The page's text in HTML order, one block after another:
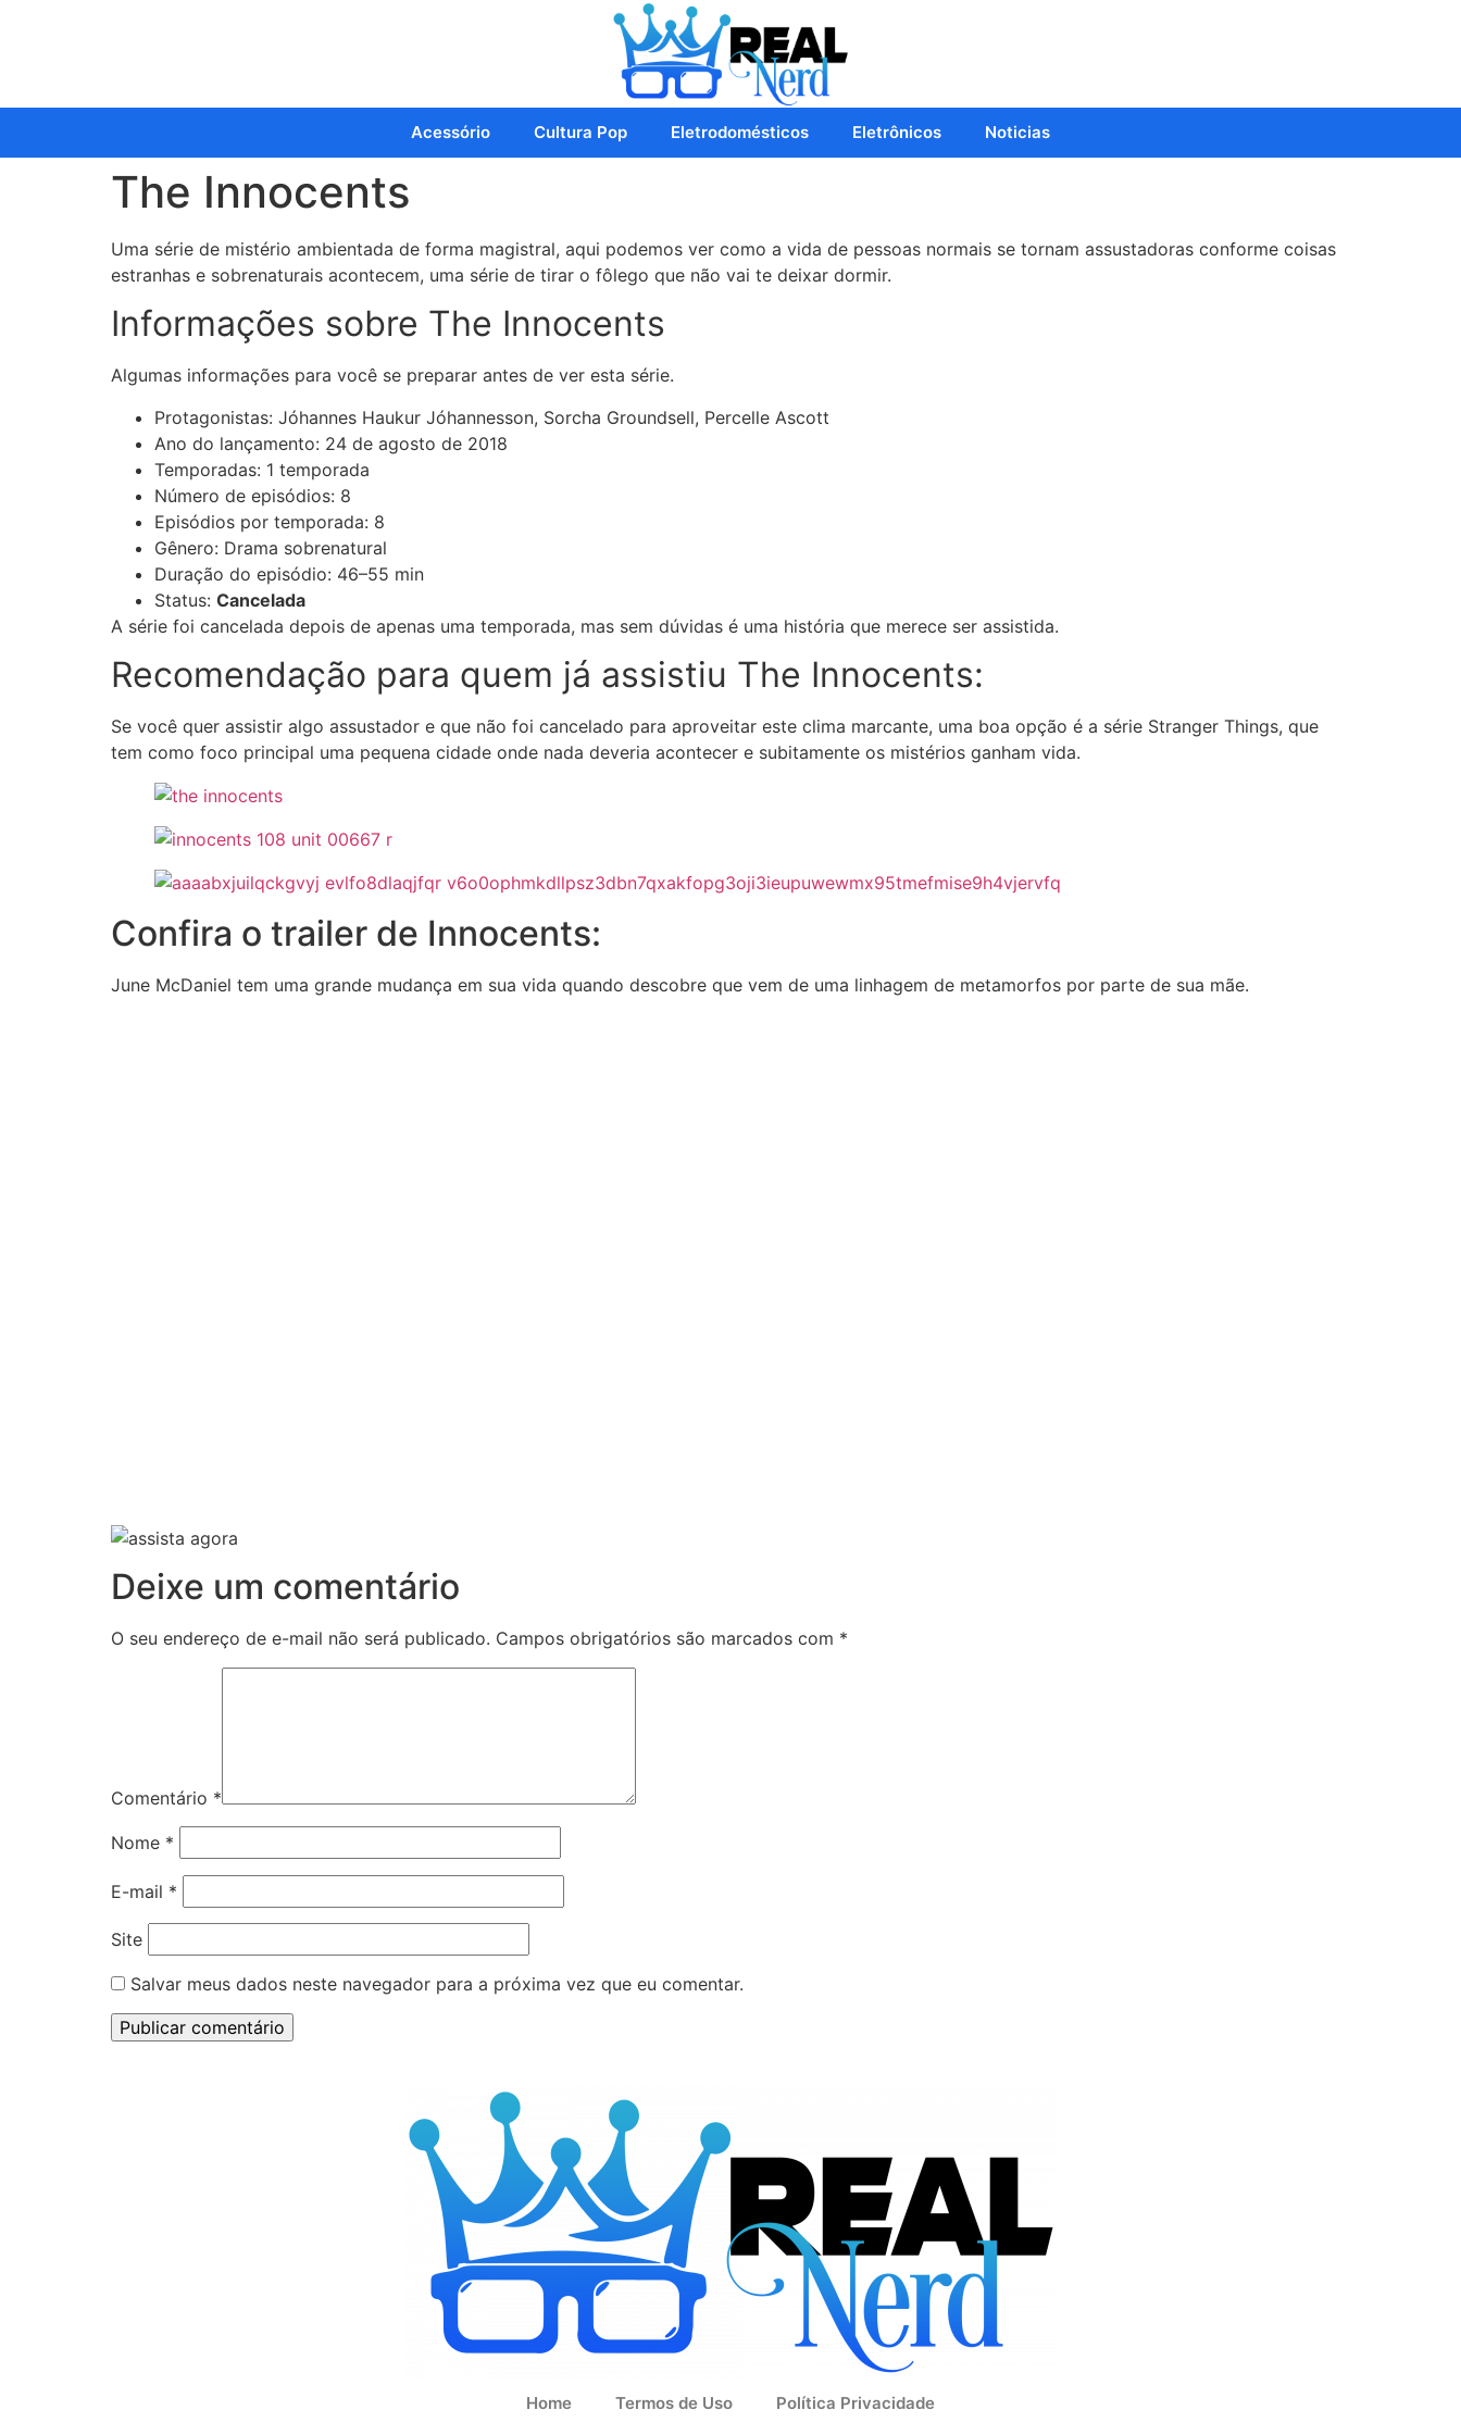
Acessório Cultura Pop Eletrodomésticos Eletrônicos Noticias
The Innocents
Uma série de mistério ambientada de forma magistral, aqui podemos ver como a vida de pessoas normais se tornam assustadoras conforme coisas
estranhas e sobrenaturais acontecem, uma série de tirar o fôlego que não vai te deixar dormir.
Informações sobre The Innocents
Algumas informações para você se preparar antes de ver esta série.
Protagonistas: Jóhannes Haukur Jóhannesson, Sorcha Groundsell, Percelle Ascott
Ano do lançamento: 24 de agosto de 2018
Temporadas: 1 temporada
Número de episódios: 8
Episódios por temporada: 8
Gênero: Drama sobrenatural
Duração do episódio: 46–55 min
Status: Cancelada
A série foi cancelada depois de apenas uma temporada, mas sem dúvidas é uma história que merece ser assistida.
Recomendação para quem já assistiu The Innocents:
Se você quer assistir algo assustador e que não foi cancelado para aproveitar este clima marcante, uma boa opção é a série Stranger Things, que
tem como foco principal uma pequena cidade onde nada deveria acontecer e subitamente os mistérios ganham vida.
Confira o trailer de Innocents:
June McDaniel tem uma grande mudança em sua vida quando descobre que vem de uma linhagem de metamorfos por parte de sua mãe.
Deixe um comentário
O seu endereço de e-mail não será publicado. Campos obrigatórios são marcados com *
Comentário *
Nome *
E-mail *
Site
Salvar meus dados neste navegador para a próxima vez que eu comentar.
Home Termos de Uso Política Privacidade